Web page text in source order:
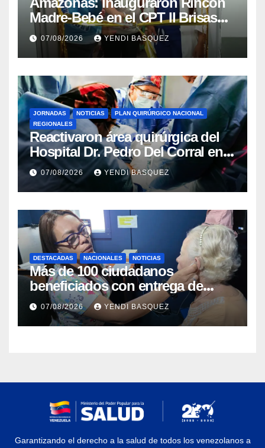
Madre-Bebé en el CPT II Brisas
del Aeropuerto ​Inauguraron
Rincón
07/08/2026 YENDI BASQUEZ
JORNADAS NOTICIAS
PLAN QUIRÚRGICO NACIONAL
REGIONALES
Reactivaron área quirúrgica del
Hospital Dr. Pedro Del Corral en
Guárico
07/08/2026 YENDI BASQUEZ
DESTACADAS NACIONALES NOTICIAS
Más de 100 ciudadanos
beneficiados con entrega de
prótesis auditivas en el Centro de
Rehabilitación J.J. Arvelo
07/08/2026 YENDI BASQUEZ
Garantizando el derecho a la salud de todos los venezolanos a